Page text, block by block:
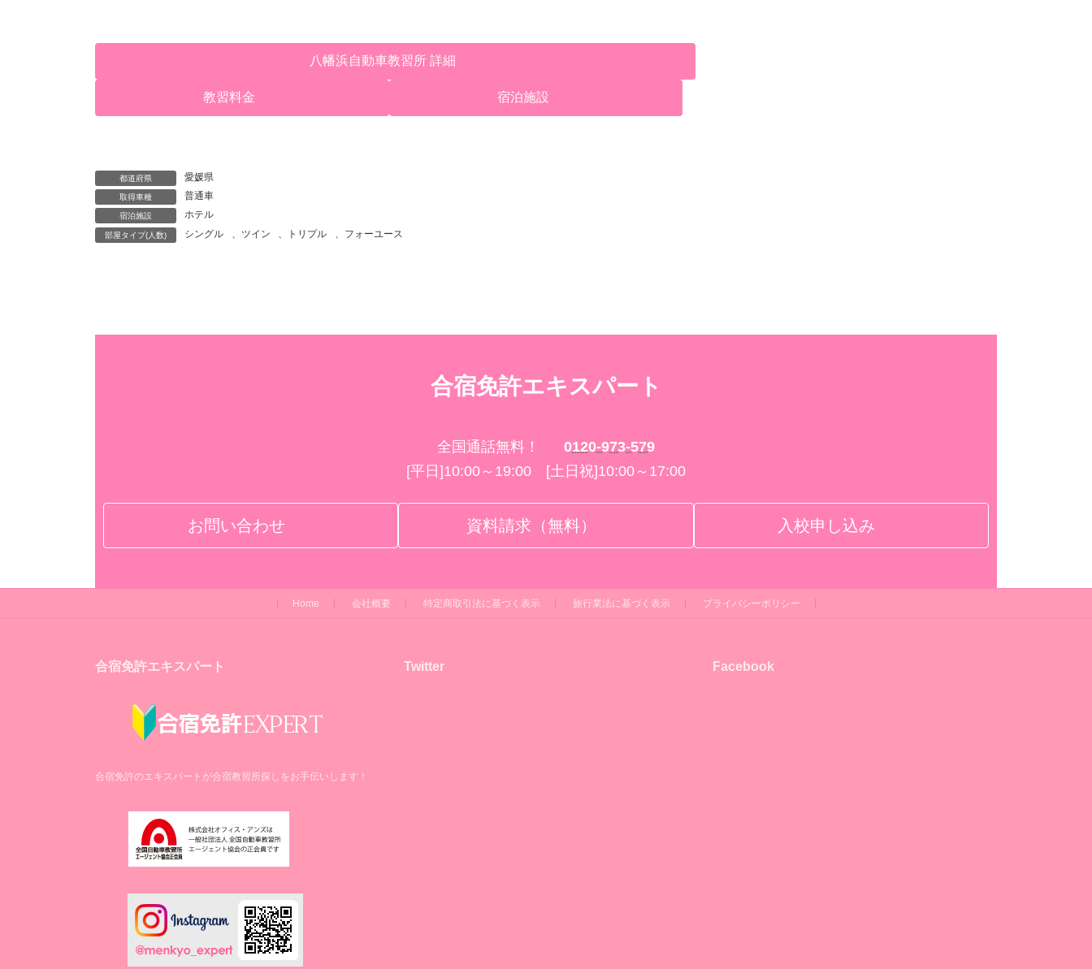
八幡浜自動車教習所 詳細
教習料金 宿泊施設
都道府県 愛媛県
取得車種 普通車
宿泊施設 ホテル
部屋タイプ(人数) シングル ツイン トリプル フォーユース
合宿免許エキスパート
全国通話無料！
0120-973-579
[平日]10:00～19:00 [土日祝]10:00～17:00
お問い合わせ 資料請求（無料） 入校申し込み
Home 会社概要 特定商取引法に基づく表示 旅行業法に基づく表示 プライバシーポリシー
合宿免許エキスパート
合宿免許のエキスパートが合宿教習所探しをお手伝いします！
Twitter Facebook